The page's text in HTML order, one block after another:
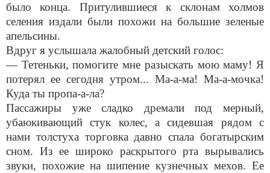
было конца. Притулившиеся к склонам холмов
селения издали были похожи на большие зеленые
апельсины.
Вдруг я услышала жалобный детский голос:
— Тетеньки, помогите мне разыскать мою маму! Я
потерял ее сегодня утром... Ма-а-ма! Ма-а-мочка!
Куда ты пропа-а-ла?
Пассажиры уже сладко дремали под мерный,
убаюкивающий стук колес, а сидевшая рядом с
нами толстуха торговка давно спала богатырским
сном. Из ее широко раскрытого рта вырывались
звуки, похожие на шипение кузнечных мехов. Ее